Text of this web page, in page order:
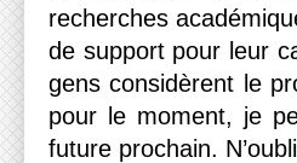
recherches
de support pour leur
gens considèrent le
pour le moment, je
future prochain.